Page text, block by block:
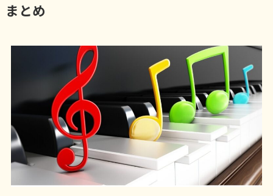
まとめ